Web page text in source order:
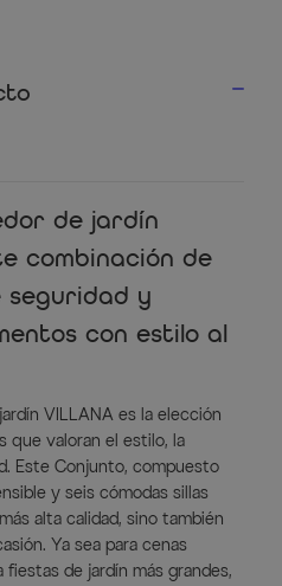
de jardín
combinación de
seguridad y
con estilo al
VILLANA es la elección
que valoran el estilo, la
Este Conjunto, compuesto
y seis cómodas sillas
alta calidad, sino también
Ya sea para cenas
fiestas de jardín más grandes,